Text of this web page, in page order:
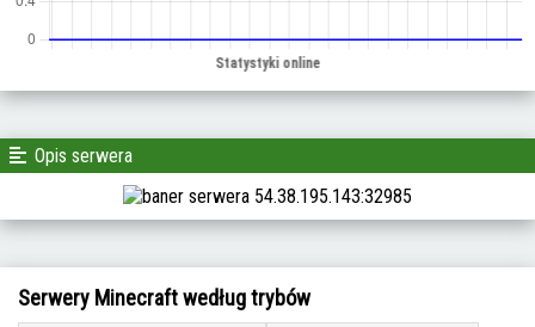
Opis serwera
Serwery Minecraft według trybów